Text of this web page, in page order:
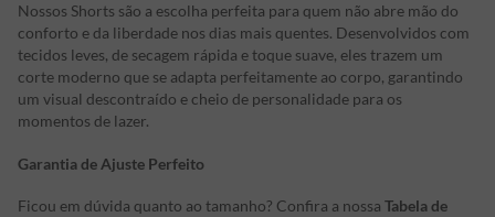
Nossos Shorts são a escolha perfeita para quem não abre mão do
conforto e da liberdade nos dias mais quentes. Desenvolvidos com
tecidos leves, de secagem rápida e toque suave, eles trazem um
corte moderno que se adapta perfeitamente ao corpo, garantindo
um visual descontraído e cheio de personalidade para os
momentos de lazer.
Garantia de Ajuste Perfeito
Ficou em dúvida quanto ao tamanho? Confira a nossa Tabela de